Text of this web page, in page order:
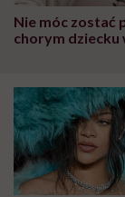
Nie móc zostać
chorym dziecku
może chyba
głupota i brak
wyobraźni"